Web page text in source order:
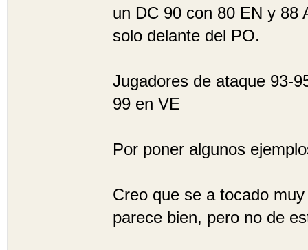
un DC 90 con 80 EN y 88
solo delante del PO.
Jugadores de ataque 93-
99 en VE
Por poner algunos
Creo que se a tocado
parece bien, pero no de